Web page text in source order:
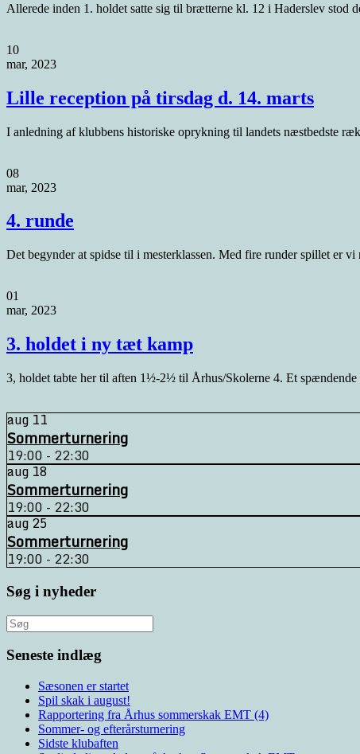
Allerede inden 1. holdet satte sig til brætterne kl. 12 i Haderslev stod
10
mar, 2023
Lille reception på tirsdag d. 14. marts
I anledning af klubbens historiske oprykning til landets næstbedste
08
mar, 2023
4. runde
Det begynder at spidse til i mesterklassen. Med fire runder spillet er
01
mar, 2023
3. holdet i ny tæt kamp
3, holdet tabte her til aften 1½-2½ til Århus/Skolerne 4. Et spændende
aug11
Sommerturnering
19:00 - 22:30
aug18
Sommerturnering
19:00 - 22:30
aug25
Sommerturnering
19:00 - 22:30
Søg i nyheder
Søg
efter:
Seneste indlæg
Sæsonen er startet
Spil skak i august!
Rapportering fra Århus sommerskak EMT (4)
Sommer- og efterårsturnering
Sidste klubaften